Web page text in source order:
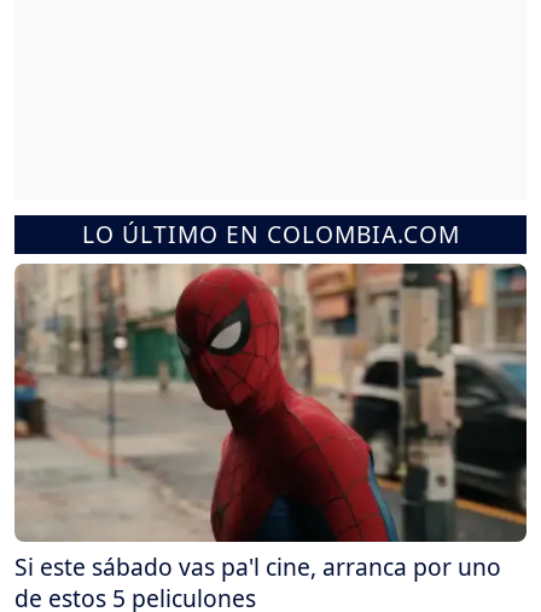
LO ÚLTIMO EN COLOMBIA.COM
Si este sábado vas pa'l cine, arranca por uno
de estos 5 peliculones